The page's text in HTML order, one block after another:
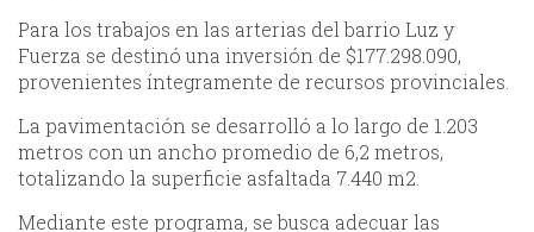
Para los trabajos en las arterias del barrio Luz y
Fuerza se destinó una inversión de $177.298.090,
provenientes íntegramente de recursos provinciales.
La pavimentación se desarrolló a lo largo de 1.203
metros con un ancho promedio de 6,2 metros,
totalizando la superficie asfaltada 7.440 m2.
Mediante este programa, se busca adecuar las